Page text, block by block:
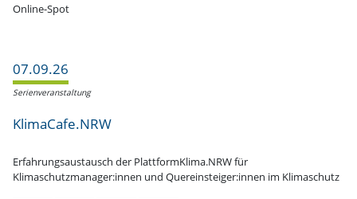
Online-Spot
07.09.26
Serien­ver­an­staltung
KlimaCafe.NRW
Erfah­rungs­aus­tausch der PlattformKlima.NRW für
Klimaschutzmanager:innen und Quereinsteiger:innen im Klimaschutz